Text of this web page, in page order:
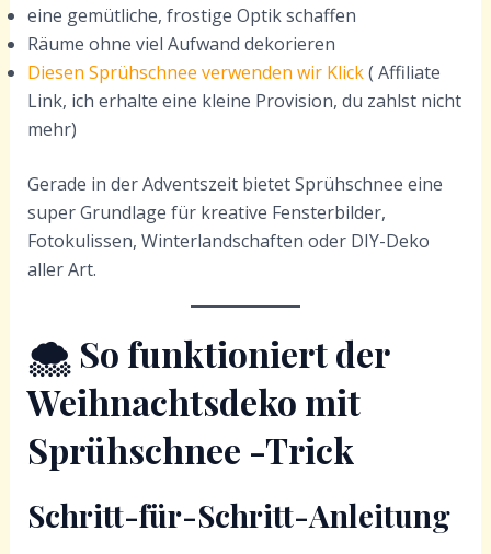
eine gemütliche, frostige Optik schaffen
Räume ohne viel Aufwand dekorieren
Diesen Sprühschnee verwenden wir Klick( Affiliate
Link, ich erhalte eine kleine Provision, du zahlst nicht
mehr)
Gerade in der Adventszeit bietet Sprühschnee eine
super Grundlage für kreative Fensterbilder,
Fotokulissen, Winterlandschaften oder DIY-Deko
aller Art.
🌨️ So funktioniert der
Weihnachtsdeko mit
Sprühschnee -Trick
Schritt-für-Schritt-Anleitung